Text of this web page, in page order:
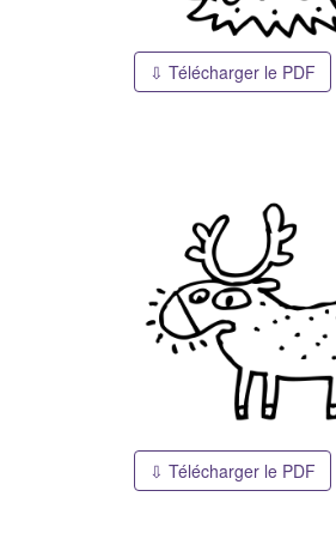
⇩ Télécharger le PDF
⇩ Télécharger le PDF